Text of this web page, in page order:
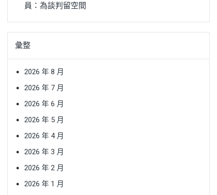
員：為談判留空間
彙整
2026 年 8 月
2026 年 7 月
2026 年 6 月
2026 年 5 月
2026 年 4 月
2026 年 3 月
2026 年 2 月
2026 年 1 月